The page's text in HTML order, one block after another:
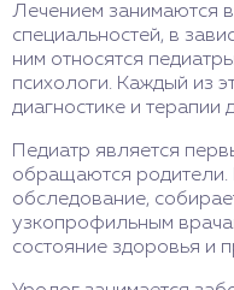
Лечением занимаются
специальностей, в
ним относятся
психологи. Каждый из
диагностике и терапии
Педиатр является
обращаются родители.
обследование,
узкопрофильным
состояние здоровья и